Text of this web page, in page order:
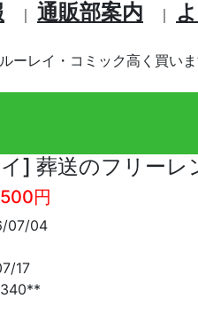
｜ 通販部案内 ｜
ーレイ・コミック高く買い
] 葬送のフリーレ
円
07/04
17
340**